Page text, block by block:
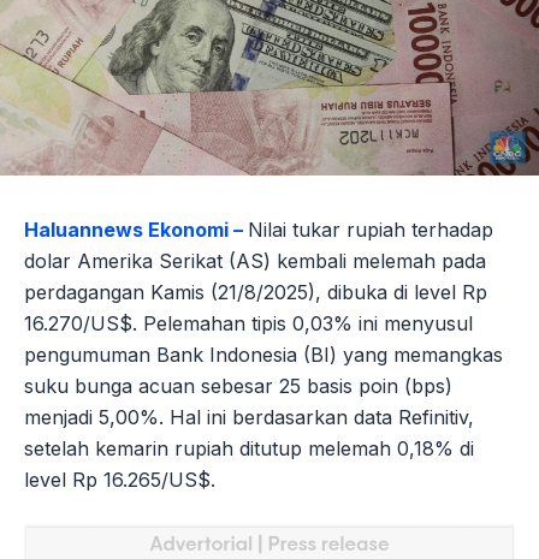
Haluannews Ekonomi – Nilai tukar rupiah terhadap
dolar Amerika Serikat (AS) kembali melemah pada
perdagangan Kamis (21/8/2025), dibuka di level Rp
16.270/US$. Pelemahan tipis 0,03% ini menyusul
pengumuman Bank Indonesia (BI) yang memangkas
suku bunga acuan sebesar 25 basis poin (bps)
menjadi 5,00%. Hal ini berdasarkan data Refinitiv,
setelah kemarin rupiah ditutup melemah 0,18% di
level Rp 16.265/US$.